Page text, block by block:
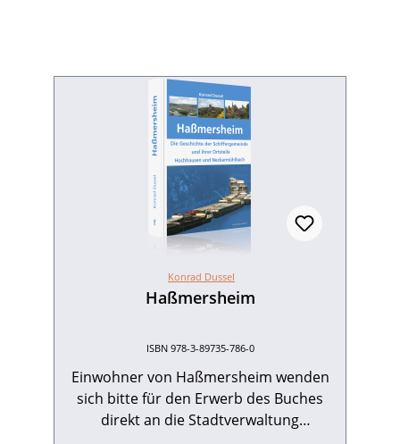
Konrad Dussel
Haßmersheim
ISBN 978-3-89735-786-0
Einwohner von Haßmersheim wenden
sich bitte für den Erwerb des Buches
direkt an die Stadtverwaltung